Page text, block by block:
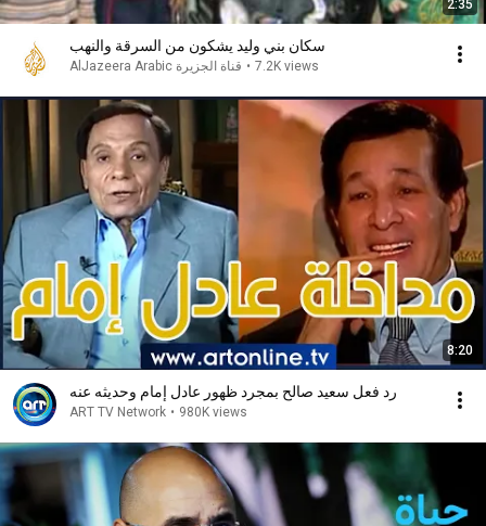
2:35
سكان بني وليد يشكون من السرقة والنهب
AlJazeera Arabic قناة الجزيرة • 7.2K views
8:20
رد فعل سعيد صالح بمجرد ظهور عادل إمام وحديثه عنه
ART TV Network • 980K views